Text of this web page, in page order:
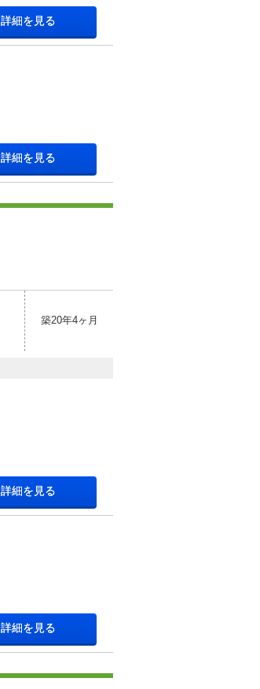
詳細を見る
詳細を見る
築20年4ヶ月
詳細を見る
詳細を見る